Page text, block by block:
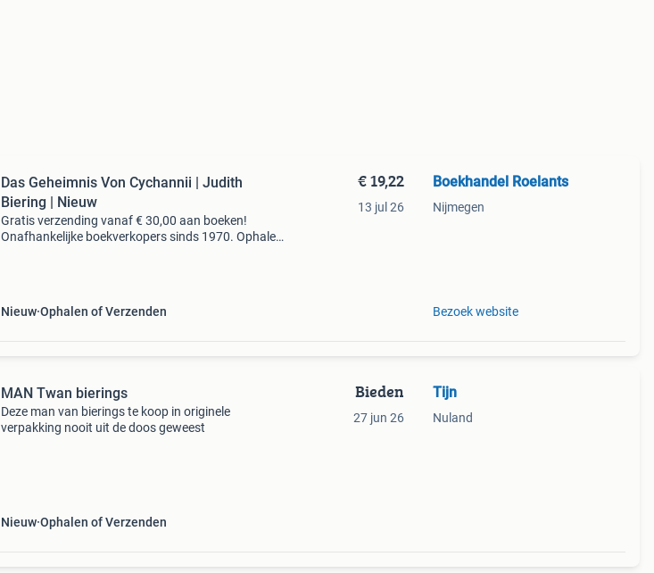
Das Geheimnis Von Cychannii | Judith
Biering | Nieuw
Gratis verzending vanaf € 30,00 aan boeken!
Onafhankelijke boekverkopers sinds 1970. Ophalen
Nieuw Ophalen of Verzenden
€ 19,22
13 jul 26
Boekhandel Roelants
Nijmegen
Bezoek website
MAN Twan bierings
Deze man van bierings te koop in originele
verpakking nooit uit de doos geweest
Nieuw Ophalen of Verzenden
Bieden
27 jun 26
Tijn
Nuland